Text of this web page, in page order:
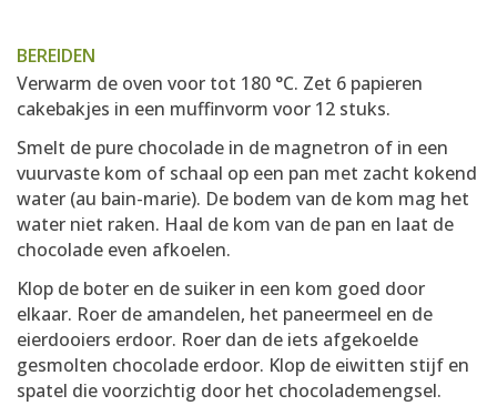
BEREIDEN
Verwarm de oven voor tot 180 °C. Zet 6 papieren
cakebakjes in een muffinvorm voor 12 stuks.
Smelt de pure chocolade in de magnetron of in een
vuurvaste kom of schaal op een pan met zacht kokend
water (au bain-marie). De bodem van de kom mag het
water niet raken. Haal de kom van de pan en laat de
chocolade even afkoelen.
Klop de boter en de suiker in een kom goed door
elkaar. Roer de amandelen, het paneermeel en de
eierdooiers erdoor. Roer dan de iets afgekoelde
gesmolten chocolade erdoor. Klop de eiwitten stijf en
spatel die voorzichtig door het chocolademengsel.